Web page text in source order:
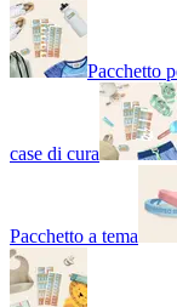
Pacchetto
case di cura
Pacchetto a tema